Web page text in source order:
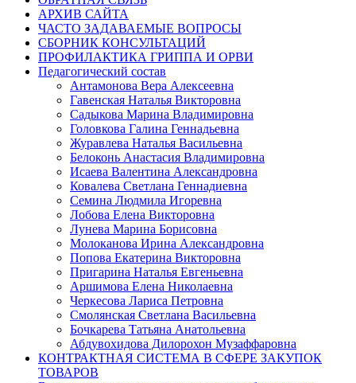
АРХИВ САЙТА
ЧАСТО ЗАДАВАЕМЫЕ ВОПРОСЫ
СБОРНИК КОНСУЛЬТАЦИЙ
ПРОФИЛАКТИКА ГРИППА И ОРВИ
Педагогический состав
Антамонова Вера Алексеевна
Гавенская Наталья Викторовна
Садыкова Марина Владимировна
Головкова Галина Геннадьевна
Журавлева Наталья Васильевна
Белоконь Анастасия Владимировна
Исаева Валентина Александровна
Ковалева Светлана Геннадиевна
Семина Людмила Игоревна
Лобова Елена Викторовна
Лунева Марина Борисовна
Молоканова Ирина Александровна
Попова Екатерина Викторовна
Пригарина Наталья Евгеньевна
Аршимова Елена Николаевна
Черкесова Лариса Петровна
Смолянская Светлана Васильевна
Бочкарева Татьяна Анатольевна
Абдувохидова Дилорохон Музаффаровна
КОНТРАКТНАЯ СИСТЕМА В СФЕРЕ ЗАКУПОК
ТОВАРОВ